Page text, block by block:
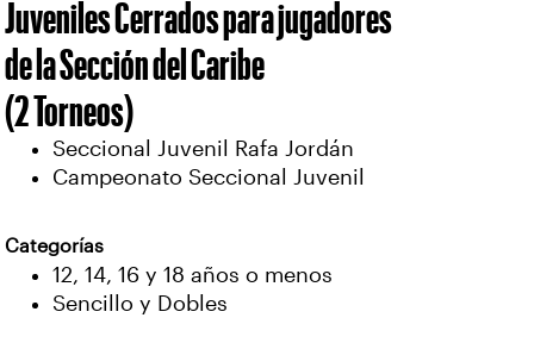
Juveniles Cerrados para jugadores
de la Sección del Caribe
(2 Torneos)
Seccional Juvenil Rafa Jordán
Campeonato Seccional Juvenil
Categorías
12, 14, 16 y 18 años o menos
Sencillo y Dobles